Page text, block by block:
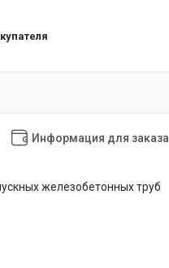
Информация для заказа
железобетонных труб